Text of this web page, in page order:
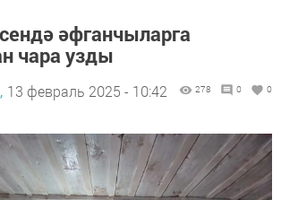
әфганчыларга
чара узды
13 февраль 2025 - 10:42 278 0 0